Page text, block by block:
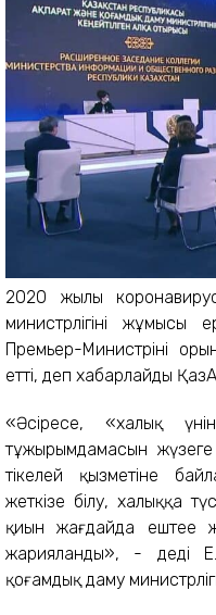
2020 жылы
министрлігінің
Премьер-Министрінің
етті, деп хабарлайды
«Әсіресе, «халық
тұжырымдамасын жүзеге
тікелей қызметіне
жеткізе білу, халыққа
қиын жағдайда ештеңе
жарияланды», - деді
қоғамдық даму